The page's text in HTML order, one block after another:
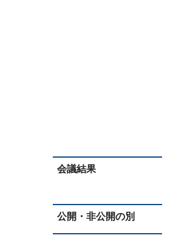
会議結果
公開・非公開の別